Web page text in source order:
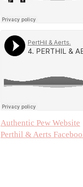
Authentic Pew Website
Perthil & Aerts